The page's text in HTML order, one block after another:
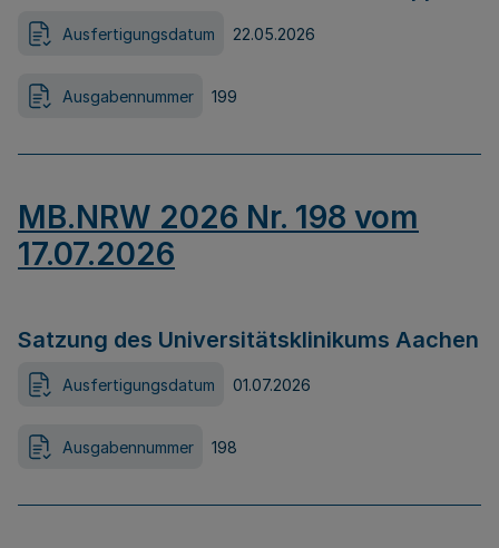
Ausfertigungsdatum 22.05.2026
Ausgabennummer 199
MB.NRW 2026 Nr. 198 vom
17.07.2026
Satzung des Universitätsklinikums Aachen
Ausfertigungsdatum 01.07.2026
Ausgabennummer 198